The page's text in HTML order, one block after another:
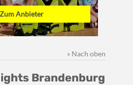
Anbieter
» Nach oben
Brandenburg